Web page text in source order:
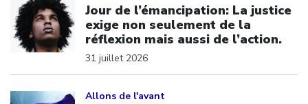
Jour de l’émancipation: La justice
exige non seulement de la
réflexion mais aussi de l’action.
31 juillet 2026
Allons de l'avant